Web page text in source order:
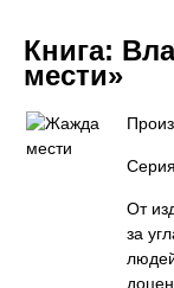
Книга:
мести»
От
за